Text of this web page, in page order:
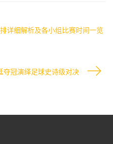
详细解析及各小组比赛时间一览
夺冠演绎足球史诗级对决